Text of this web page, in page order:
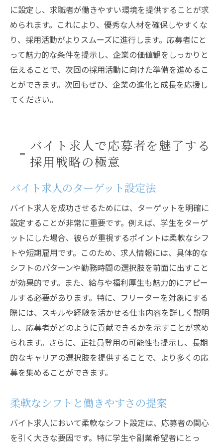
に設定し、求職者が働きやすい環境を提供することが求
められます。これにより、優秀な人材を確保しやすくな
り、採用活動がよりスムーズに進行します。応募者にと
って魅力的な条件を提示し、企業の価値観をしっかりと
伝えることで、次回の採用活動に向けた準備を進めるこ
とができます。次回もぜひ、企業の進化と成長を応援し
てください。
バイト求人で応募者を魅了する
採用戦略の極意
バイト求人のターゲット設定法
バイト求人を成功させるためには、ターゲットを明確に
設定することが非常に重要です。例えば、学生をターゲ
ットにした場合、彼らが重視するポイントは柔軟なシフ
トや短期雇用です。このため、求人情報には、具体的な
シフトのパターンや勤務時間の選択肢を前面に出すこと
が効果的です。また、給与や福利厚生も魅力的にアピー
ルする必要があります。特に、フリーターを対象にする
際には、スキルや経験を活かせる仕事内容を詳しく説明
し、応募者がどのように貢献できるかを示すことが求め
られます。さらに、正社員登用の可能性も提示し、長期
的なキャリアの選択肢を提供することで、より多くの応
募を集めることができます。
柔軟なシフトと働きやすさの提案
バイト求人において柔軟なシフト設定は、応募者の関心
を引く大きな要因です。特に学生や副業希望者にとっ